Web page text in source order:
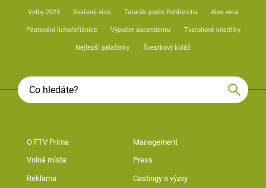
Volby 2025 Svařené víno Tatarák podle Pohlreicha Aloe vera
Pěstování lichořeřišnice Výpočet ascendentu Tvarohové knedlíky
Nejlepší palačinky Švestkový koláč
O FTV Prima Management
Volná místa Press
Reklama Castingy a výzvy